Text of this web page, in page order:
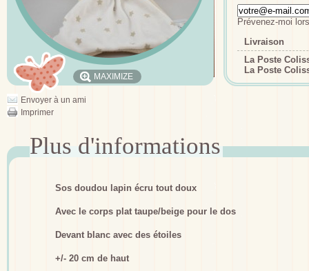
MAXIMIZE
Envoyer à un ami
Imprimer
Prévenez-moi
Livraison
La Poste
La Poste
Sos doudou lapin écru tout doux
Avec le corps plat taupe/beige pour le dos
Devant blanc avec des étoiles
+/- 20 cm de haut